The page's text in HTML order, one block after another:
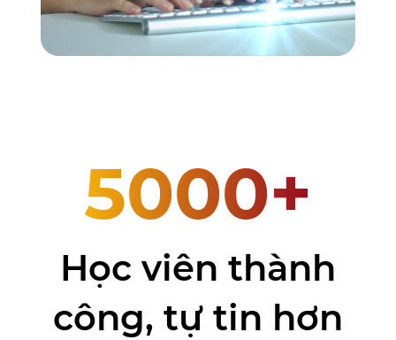
5000+
Học viên thành
công, tự tin hơn